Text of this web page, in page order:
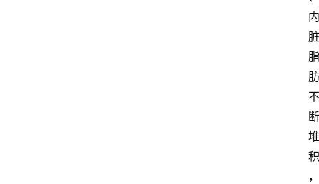
内
脏
脂
肪
不
断
堆
积
，